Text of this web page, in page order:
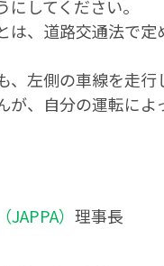
してください。
は、道路交通法で
左側の車線を走行
、自分の運転によ
） 理事長